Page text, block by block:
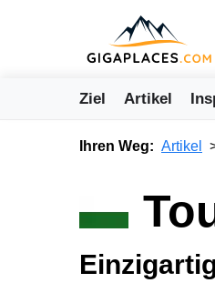
Ziel Artikel
Ihren Weg: Artikel